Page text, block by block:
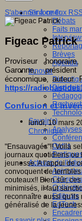
S'informer
Débats
Faits
Brèves
Agenda
Innover
Savoir(s)
Analyses
Outils
Acteurs de
Editeurs
EdTech
S'abonner à ce flux
Figeac Patrick
Proviseur
Garonne,
économique, auteur.
https://
Confusion et
lundi, 10 mars
Chronique
"Ensauvagés"!! Voilà
journaux quotidiens ou
jeunesse. A l'appui de
convoquent de
couteaux!! Bien sûr,
minimisés, il faut
reconnaître aussi qu'ils
généralisé de la